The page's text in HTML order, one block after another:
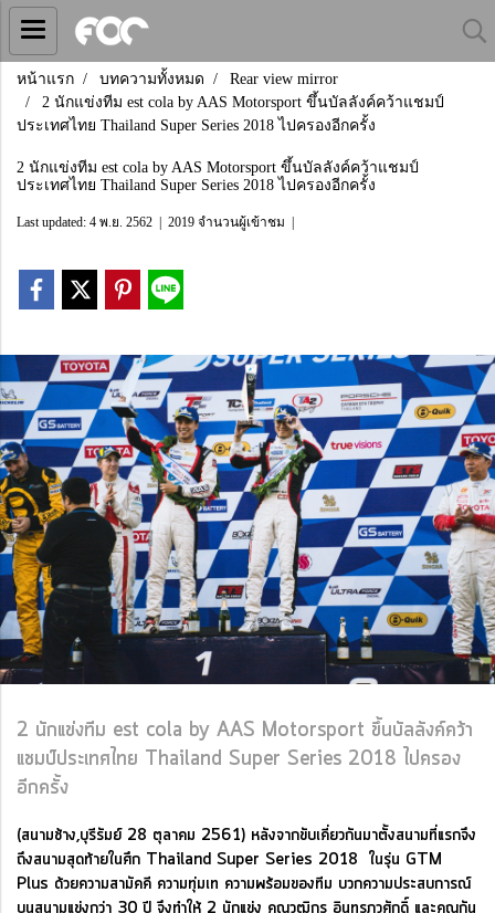
หน้าแรก บทความทั้งหมด
Rear view mirror
2 นักแข่งทีม est cola by AAS Motorsport ขึ้นบัลลังค์คว้าแชมป์
ประเทศไทย Thailand Super Series 2018 ไปครองอีกครั้ง
2 นักแข่งทีม est cola by AAS Motorsport ขึ้นบัลลังค์คว้าแชมป์
ประเทศไทย Thailand Super Series 2018 ไปครองอีกครั้ง
Last updated: 4 พ.ย. 2562 2019 จำนวนผู้เข้าชม
2 นักแข่งทีม est cola by AAS Motorsport ขึ้นบัลลังค์คว้า
แชมป์ประเทศไทย Thailand Super Series 2018 ไปครอง
อีกครั้ง
(สนามช้าง,บุรีรัมย์ 28 ตุลาคม 2561) หลังจากขับเคี่ยวกันมาตั้งสนามที่แรกจึง
ถึงสนามสุดท้ายในศึก Thailand Super Series 2018 ในรุ่น GTM
Plus ด้วยความสามัคคี ความทุ่มเท ความพร้อมของทีม บวกความประสบการณ์